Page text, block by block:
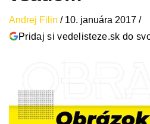
Andrej Filin / 10. januára 2017 /
Pridaj si vedelisteze.sk do